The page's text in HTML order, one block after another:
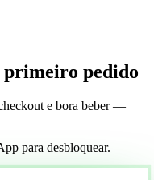
primeiro pedido
e bora beber —
para desbloquear.